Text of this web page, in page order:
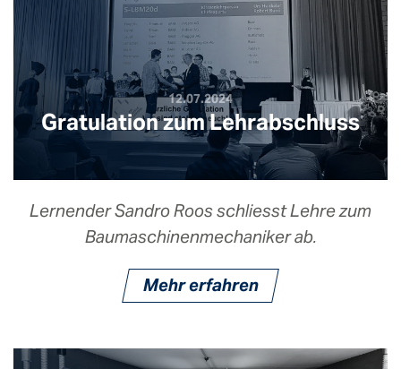
12.07.2024
Gratulation zum Lehrabschluss
Lernender Sandro Roos schliesst Lehre zum
Baumaschinenmechaniker ab.
Mehr erfahren